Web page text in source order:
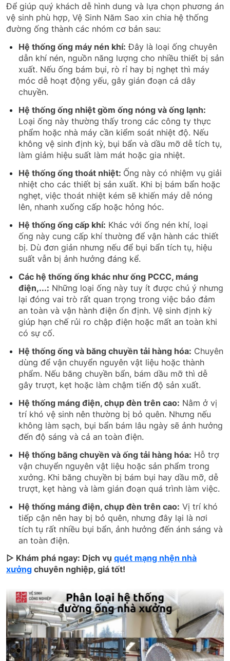
Để giúp quý khách dễ hình dung và lựa chọn phương án
vệ sinh phù hợp, Vệ Sinh Năm Sao xin chia hệ thống
đường ống thành các nhóm cơ bản sau:
Hệ thống ống máy nén khí: Đây là loại ống chuyên
dẫn khí nén, nguồn năng lượng cho nhiều thiết bị sản
xuất. Nếu ống bám bụi, rò rỉ hay bị nghẹt thì máy
móc dễ hoạt động yếu, gây gián đoạn cả dây
chuyền.
Hệ thống ống nhiệt gồm ống nóng và ống lạnh:
Loại ống này thường thấy trong các công ty thực
phẩm hoặc nhà máy cần kiểm soát nhiệt độ. Nếu
không vệ sinh định kỳ, bụi bẩn và dầu mỡ dễ tích tụ,
làm giảm hiệu suất làm mát hoặc gia nhiệt.
Hệ thống ống thoát nhiệt: Ống này có nhiệm vụ giải
nhiệt cho các thiết bị sản xuất. Khi bị bám bẩn hoặc
nghẹt, việc thoát nhiệt kém sẽ khiến máy dễ nóng
lên, nhanh xuống cấp hoặc hỏng hóc.
Hệ thống ống cấp khí: Khác với ống nén khí, loại
ống này cung cấp khí thường để vận hành các thiết
bị. Dù đơn giản nhưng nếu để bụi bẩn tích tụ, hiệu
suất vẫn bị ảnh hưởng đáng kể.
Các hệ thống ống khác như ống PCCC, máng
điện,...: Những loại ống này tuy ít được chú ý nhưng
lại đóng vai trò rất quan trọng trong việc bảo đảm
an toàn và vận hành điện ổn định. Vệ sinh định kỳ
giúp hạn chế rủi ro chập điện hoặc mất an toàn khi
có sự cố.
Hệ thống ống và băng chuyền tải hàng hóa: Chuyên
dùng để vận chuyển nguyên vật liệu hoặc thành
phẩm. Nếu băng chuyền bẩn, bám dầu mỡ thì dễ
gây trượt, kẹt hoặc làm chậm tiến độ sản xuất.
Hệ thống máng điện, chụp đèn trên cao: Nằm ở vị
trí khó vệ sinh nên thường bị bỏ quên. Nhưng nếu
không làm sạch, bụi bẩn bám lâu ngày sẽ ảnh hưởng
đến độ sáng và cả an toàn điện.
Hệ thống băng chuyền và ống tải hàng hóa: Hỗ trợ
vận chuyển nguyên vật liệu hoặc sản phẩm trong
xưởng. Khi băng chuyền bị bám bụi hay dầu mỡ, dễ
trượt, kẹt hàng và làm gián đoạn quá trình làm việc.
Hệ thống máng điện, chụp đèn trên cao: Vị trí khó
tiếp cận nên hay bị bỏ quên, nhưng đây lại là nơi
tích tụ rất nhiều bụi bẩn, ảnh hưởng đến ánh sáng và
an toàn điện.
▷ Khám phá ngay: Dịch vụ quét mạng nhện nhà
xưởng chuyên nghiệp, giá tốt!